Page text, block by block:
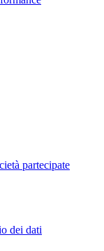
partecipate
dei dati